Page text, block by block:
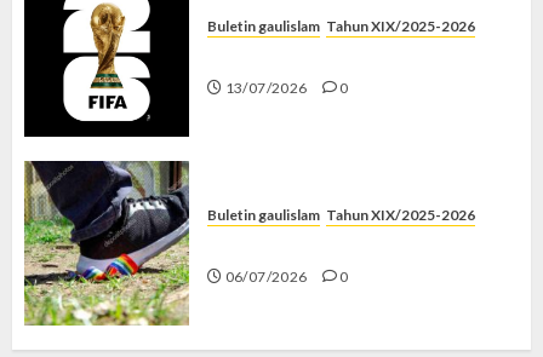
Buletin gaulislam Tahun XIX/2025-2026
13/07/2026 0
Buletin gaulislam Tahun XIX/2025-2026
06/07/2026 0